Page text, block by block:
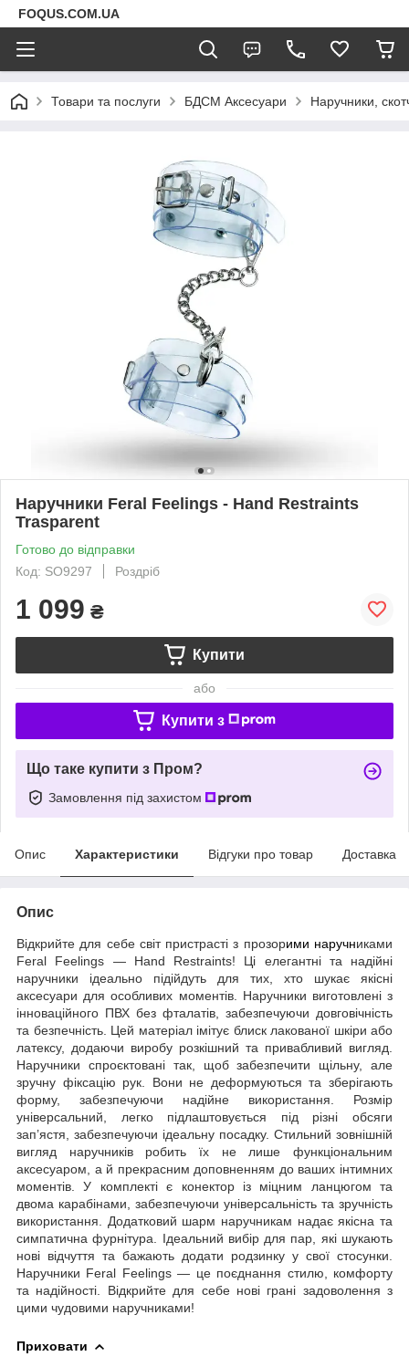
FOQUS.COM.UA
Товари та послуги БДСМ Аксесуари Наручники,
Наручники Feral Feelings - Hand Restraints
Trasparent
Готово до відправки
Код: SO9297
Роздріб
1 099 ₴
Купити
або
Купити з
Що таке купити з Пром?
Замовлення під захистом
Опис Характеристики Відгуки про товар Доставка
Опис
Відкрийте для себе світ пристрасті з прозорими наручниками
Feral Feelings — Hand Restraints! Ці елегантні та надійні
наручники ідеально підійдуть для тих, хто шукає якісні
аксесуари для особливих моментів. Наручники виготовлені з
інноваційного ПВХ без фталатів, забезпечуючи довговічність
та безпечність. Цей матеріал імітує блиск лакованої шкіри або
латексу, додаючи виробу розкішний та привабливий вигляд.
Наручники спроєктовані так, щоб забезпечити щільну, але
зручну фіксацію рук. Вони не деформуються та зберігають
форму, забезпечуючи надійне використання. Розмір
універсальний, легко підлаштовується під різні обсяги
зап’ястя, забезпечуючи ідеальну посадку. Стильний зовнішній
вигляд наручників робить їх не лише функціональним
аксесуаром, а й прекрасним доповненням до ваших інтимних
моментів. У комплекті є конектор із міцним ланцюгом та
двома карабінами, забезпечуючи універсальність та зручність
використання. Додатковий шарм наручникам надає якісна та
симпатична фурнітура. Ідеальний вибір для пар, які шукають
нові відчуття та бажають додати родзинку у свої стосунки.
Наручники Feral Feelings — це поєднання стилю, комфорту
та надійності. Відкрийте для себе нові грані задоволення з
цими чудовими наручниками!
Приховати